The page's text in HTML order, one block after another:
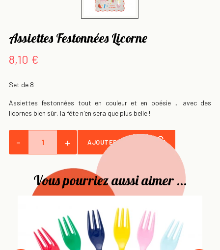
Assiettes Festonnées Licorne
8,10 €
Set de 8
Assiettes festonnées tout en couleur et en poésie ... avec des
licornes bien sûr, la fête n'en sera que plus belle !
- + AJOUTER AU PANIER
Vous pourriez aussi aimer ...